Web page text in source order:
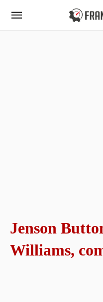
Jenson
Williams,